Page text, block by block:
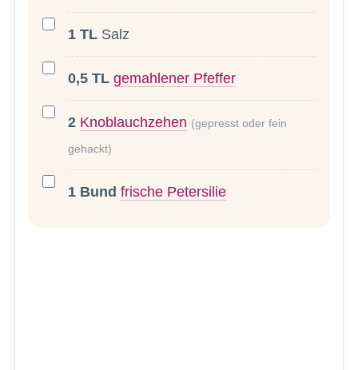
1 TL Salz
0,5 TL gemahlener Pfeffer
2 Knoblauchzehen (gepresst oder fein
gehackt)
1 Bund frische Petersilie